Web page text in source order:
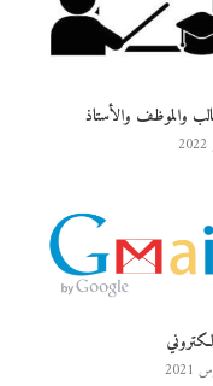
والموظف والأستاذ